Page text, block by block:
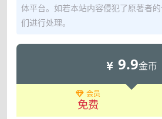
体平台。如若本站内容侵犯了原著者
们进行处理。
9.9金币
会员
免费